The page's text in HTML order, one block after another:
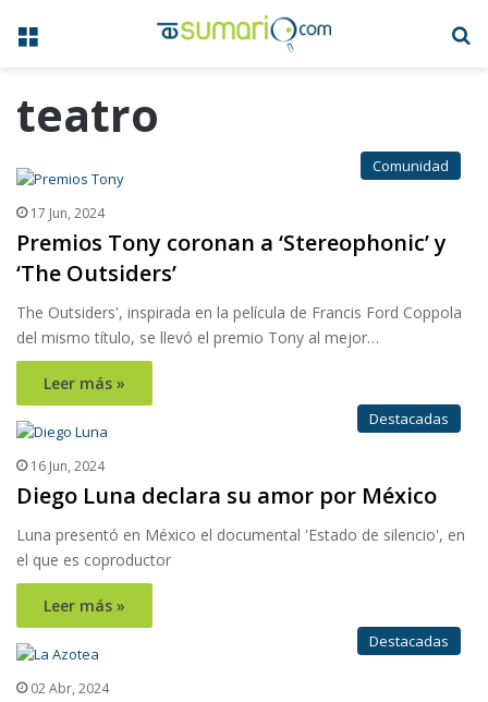
Menú
teatro
Comunidad
17 Jun, 2024
Premios Tony coronan a ‘Stereophonic’ y
‘The Outsiders’
The Outsiders', inspirada en la película de Francis Ford Coppola
del mismo título, se llevó el premio Tony al mejor…
Leer más »
Destacadas
16 Jun, 2024
Diego Luna declara su amor por México
Luna presentó en México el documental 'Estado de silencio', en
el que es coproductor
Leer más »
Destacadas
02 Abr, 2024